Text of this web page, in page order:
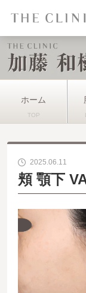
ホーム
2025.06.11
頬 顎下